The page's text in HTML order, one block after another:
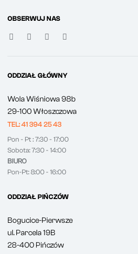
OBSERWUJ NAS
ODDZIAŁ GŁÓWNY
Wola Wiśniowa 98b
29-100 Włoszczowa
TEL: 41 394 25 43
Pon - Pt : 7:30 - 17:00
Sobota: 7:30 - 14:00
BIURO
Pon-Pt: 8:00 - 16:00
ODDZIAŁ PIŃCZÓW
Bogucice-Pierwsze
ul. Parcela 19B
28-400 Pińczów